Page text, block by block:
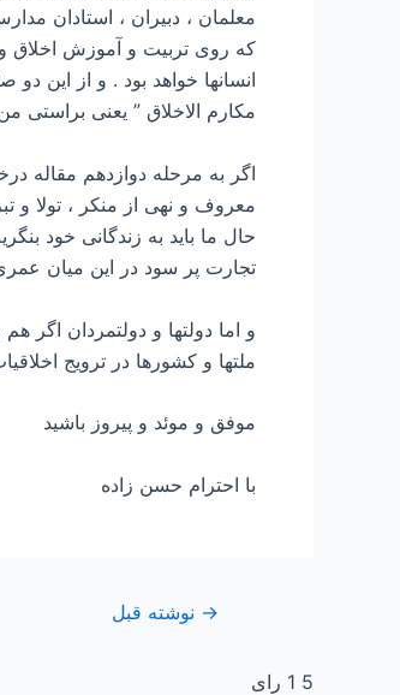
معلمان ، دبیران ، استادان
که روی تربیت و آموزش اخلاق و
انسانها خواهد بود . و از این
مکارم الاخلاق ” یعنی براستی من
اگر به مرحله دوازدهم مقاله
معروف و نهی از منکر ، تولا و
حال ما باید به زندگانی خود
تجارت پر سود در این میان
و اما دولتها و دولتمردان اگر
ملتها و کشورها در ترویج
موفق و موئد و پیروز باشید
با احترام حسن زاده
→ نوشته قبل
5
1 رای